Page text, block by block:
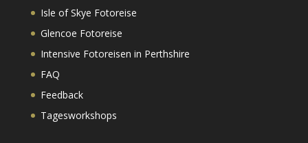
Isle of Skye Fotoreise
Glencoe Fotoreise
Intensive Fotoreisen in Perthshire
FAQ
Feedback
Tagesworkshops